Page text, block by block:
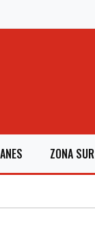
ZONA SUR